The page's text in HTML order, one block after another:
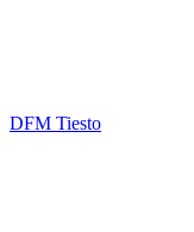
DFM Tiesto